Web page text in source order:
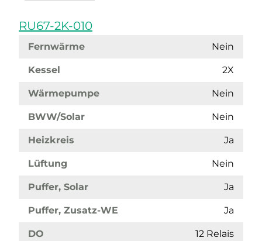
RU67-2K-010
Fernwärme Nein
Kessel 2X
Wärmepumpe Nein
BWW/Solar Nein
Heizkreis Ja
Lüftung Nein
Puffer, Solar Ja
Puffer, Zusatz-WE Ja
DO 12 Relais